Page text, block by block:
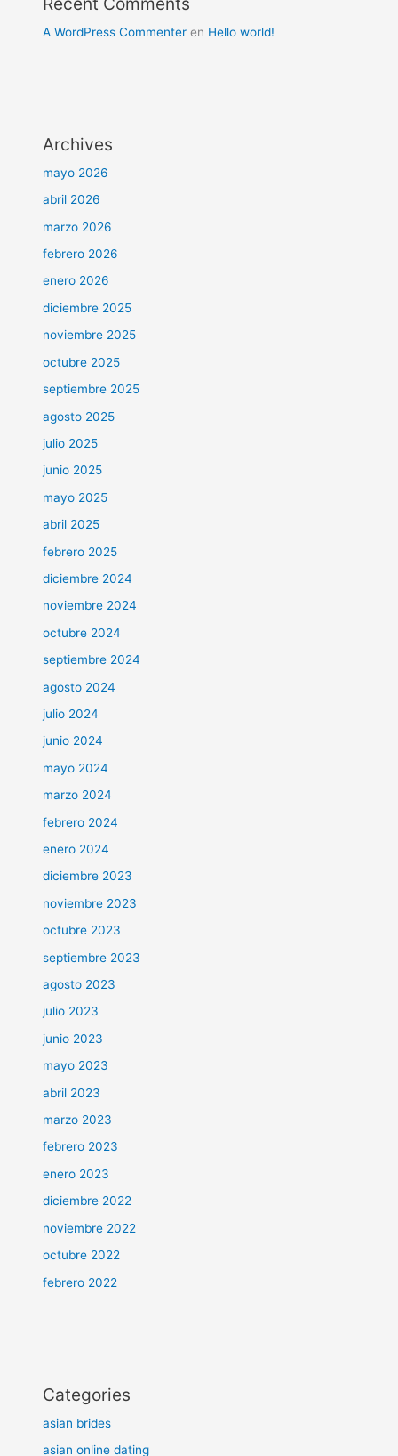
A WordPress Commenter en Hello world!
Archives
mayo 2026
abril 2026
marzo 2026
febrero 2026
enero 2026
diciembre 2025
noviembre 2025
octubre 2025
septiembre 2025
agosto 2025
julio 2025
junio 2025
mayo 2025
abril 2025
febrero 2025
diciembre 2024
noviembre 2024
octubre 2024
septiembre 2024
agosto 2024
julio 2024
junio 2024
mayo 2024
marzo 2024
febrero 2024
enero 2024
diciembre 2023
noviembre 2023
octubre 2023
septiembre 2023
agosto 2023
julio 2023
junio 2023
mayo 2023
abril 2023
marzo 2023
febrero 2023
enero 2023
diciembre 2022
noviembre 2022
octubre 2022
febrero 2022
Categories
asian brides
asian online dating